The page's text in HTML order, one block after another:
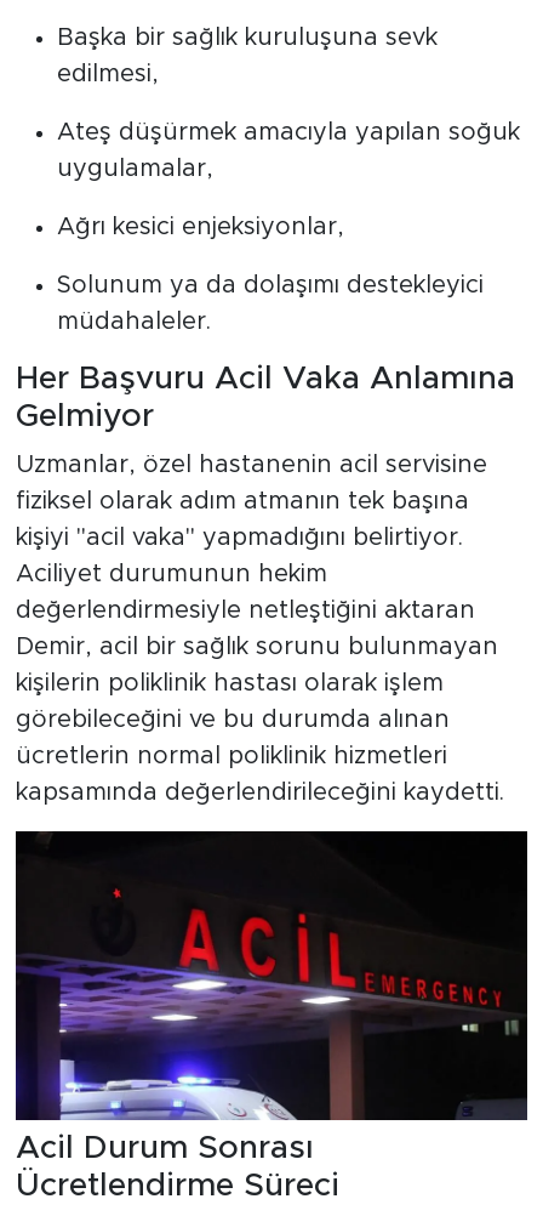
Başka bir sağlık kuruluşuna sevk
edilmesi,
Ateş düşürmek amacıyla yapılan soğuk
uygulamalar,
Ağrı kesici enjeksiyonlar,
Solunum ya da dolaşımı destekleyici
müdahaleler.
Her Başvuru Acil Vaka Anlamına
Gelmiyor
Uzmanlar, özel hastanenin acil servisine
fiziksel olarak adım atmanın tek başına
kişiyi "acil vaka" yapmadığını belirtiyor.
Aciliyet durumunun hekim
değerlendirmesiyle netleştiğini aktaran
Demir, acil bir sağlık sorunu bulunmayan
kişilerin poliklinik hastası olarak işlem
görebileceğini ve bu durumda alınan
ücretlerin normal poliklinik hizmetleri
kapsamında değerlendirileceğini kaydetti.
Acil Durum Sonrası
Ücretlendirme Süreci